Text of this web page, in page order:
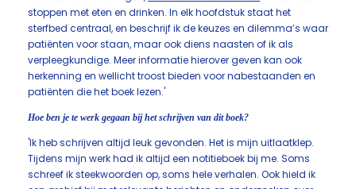
stoppen met eten en drinken. In elk hoofdstuk staat het
sterfbed centraal, en beschrijf ik de keuzes en dilemma’s waar
patiënten voor staan, maar ook diens naasten of ik als
verpleegkundige. Meer informatie hierover geven kan ook
herkenning en wellicht troost bieden voor nabestaanden en
patiënten die het boek lezen.'
Hoe ben je te werk gegaan bij het schrijven van dit boek?
'Ik heb schrijven altijd leuk gevonden. Het is mijn uitlaatklep.
Tijdens mijn werk had ik altijd een notitieboek bij me. Soms
schreef ik steekwoorden op, soms hele verhalen. Ook hield ik